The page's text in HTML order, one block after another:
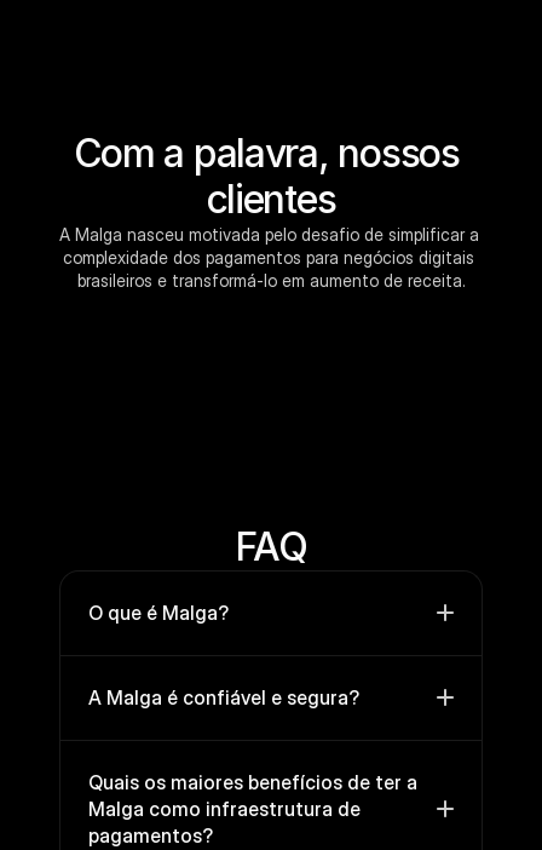
Com a palavra, nossos
clientes
A Malga nasceu motivada pelo desafio de simplificar a
complexidade dos pagamentos para negócios digitais
brasileiros e transformá-lo em aumento de receita.
FAQ
O que é Malga?
A Malga é confiável e segura?
Quais os maiores benefícios de ter a
Malga como infraestrutura de
pagamentos?